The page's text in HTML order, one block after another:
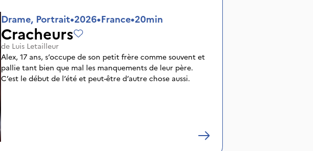
Drame, Portrait•2026•France•20min
Cracheurs
de Luis Letailleur
Alex, 17 ans, s’occupe de son petit frère comme souvent et
pallie tant bien que mal les manquements de leur père.
C’est le début de l’été et peut-être d’autre chose aussi.